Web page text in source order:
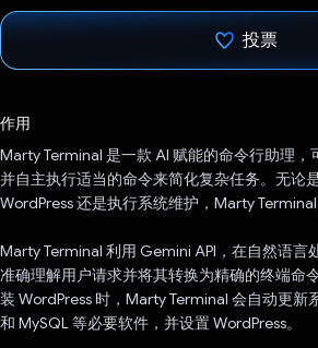
投票
作用
Marty Terminal 是一款 AI 赋能的命令行助理，
并自主执行适当的命令来简化复杂任务。无论
WordPress 还是执行系统维护，Marty Terminal
Marty Terminal 利用 Gemini API，在自然语言
准确理解用户请求并将其转换为精确的终端命
装 WordPress 时，Marty Terminal 会自动更
和 MySQL 等必要软件，并设置 WordPress。